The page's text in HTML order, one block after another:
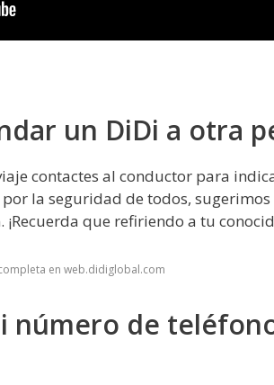
un DiDi a otra
contactes al conductor para
la seguridad de todos,
que refiriendo a tu
en web.didiglobal.com
número de